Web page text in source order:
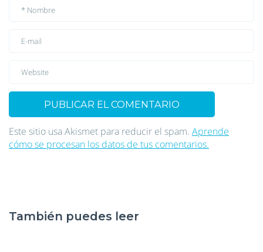
Este sitio usa Akismet para reducir el spam. Aprende
cómo se procesan los datos de tus comentarios.
También puedes leer